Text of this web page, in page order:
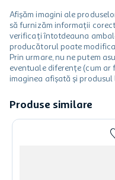
Afișăm imagini ale
să furnizăm informații
verificați întotdeauna
producătorul poate
Prin urmare, nu ne putem
eventuale diferențe (cum ar
imaginea afișată și produsul
Produse similare